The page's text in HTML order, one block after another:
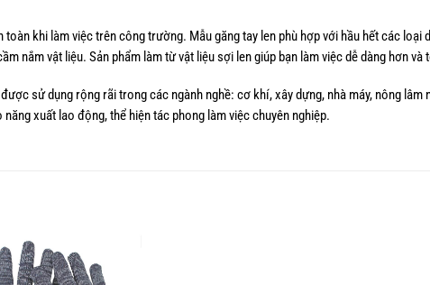
khi làm việc trên công trường. Mẫu găng tay len phù hợp với hầu hết các loại
nắm vật liệu. Sản phẩm làm từ vật liệu sợi len giúp bạn làm việc dễ dàng hơn và
sử dụng rộng rãi trong các ngành nghề: cơ khí, xây dựng, nhà máy, nông lâm
xuất lao động, thể hiện tác phong làm việc chuyên nghiệp.